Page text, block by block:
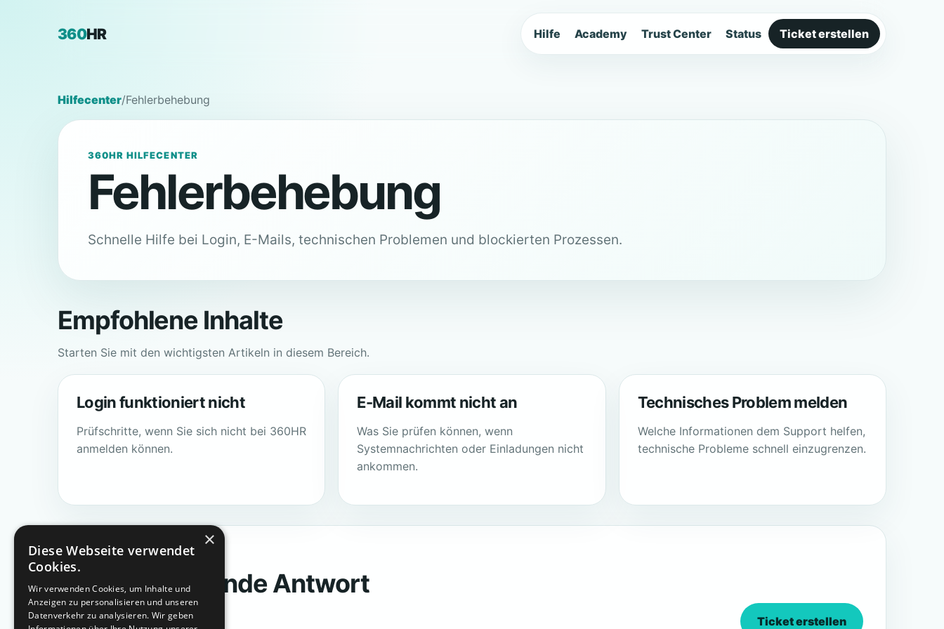
360HR Hilfe Academy Trust Center Status Ticket erstellen
Hilfecenter/Fehlerbehebung
360HR HILFECENTER
Fehlerbehebung
Schnelle Hilfe bei Login, E-Mails, technischen Problemen und blockierten Prozessen.
Empfohlene Inhalte
Starten Sie mit den wichtigsten Artikeln in diesem Bereich.
Login funktioniert nicht
Prüfschritte, wenn Sie sich nicht bei 360HR
anmelden können.
E-Mail kommt nicht an
Was Sie prüfen können, wenn
Systemnachrichten oder Einladungen nicht
ankommen.
Technisches Problem melden
Welche Informationen dem Support helfen,
technische Probleme schnell einzugrenzen.
SUPPORT
Keine passende Antwort
gefunden?
Ticket erstellen
×
Diese Webseite verwendet
Cookies.
Wir verwenden Cookies, um Inhalte und
Anzeigen zu personalisieren und unseren
Datenverkehr zu analysieren. Wir geben